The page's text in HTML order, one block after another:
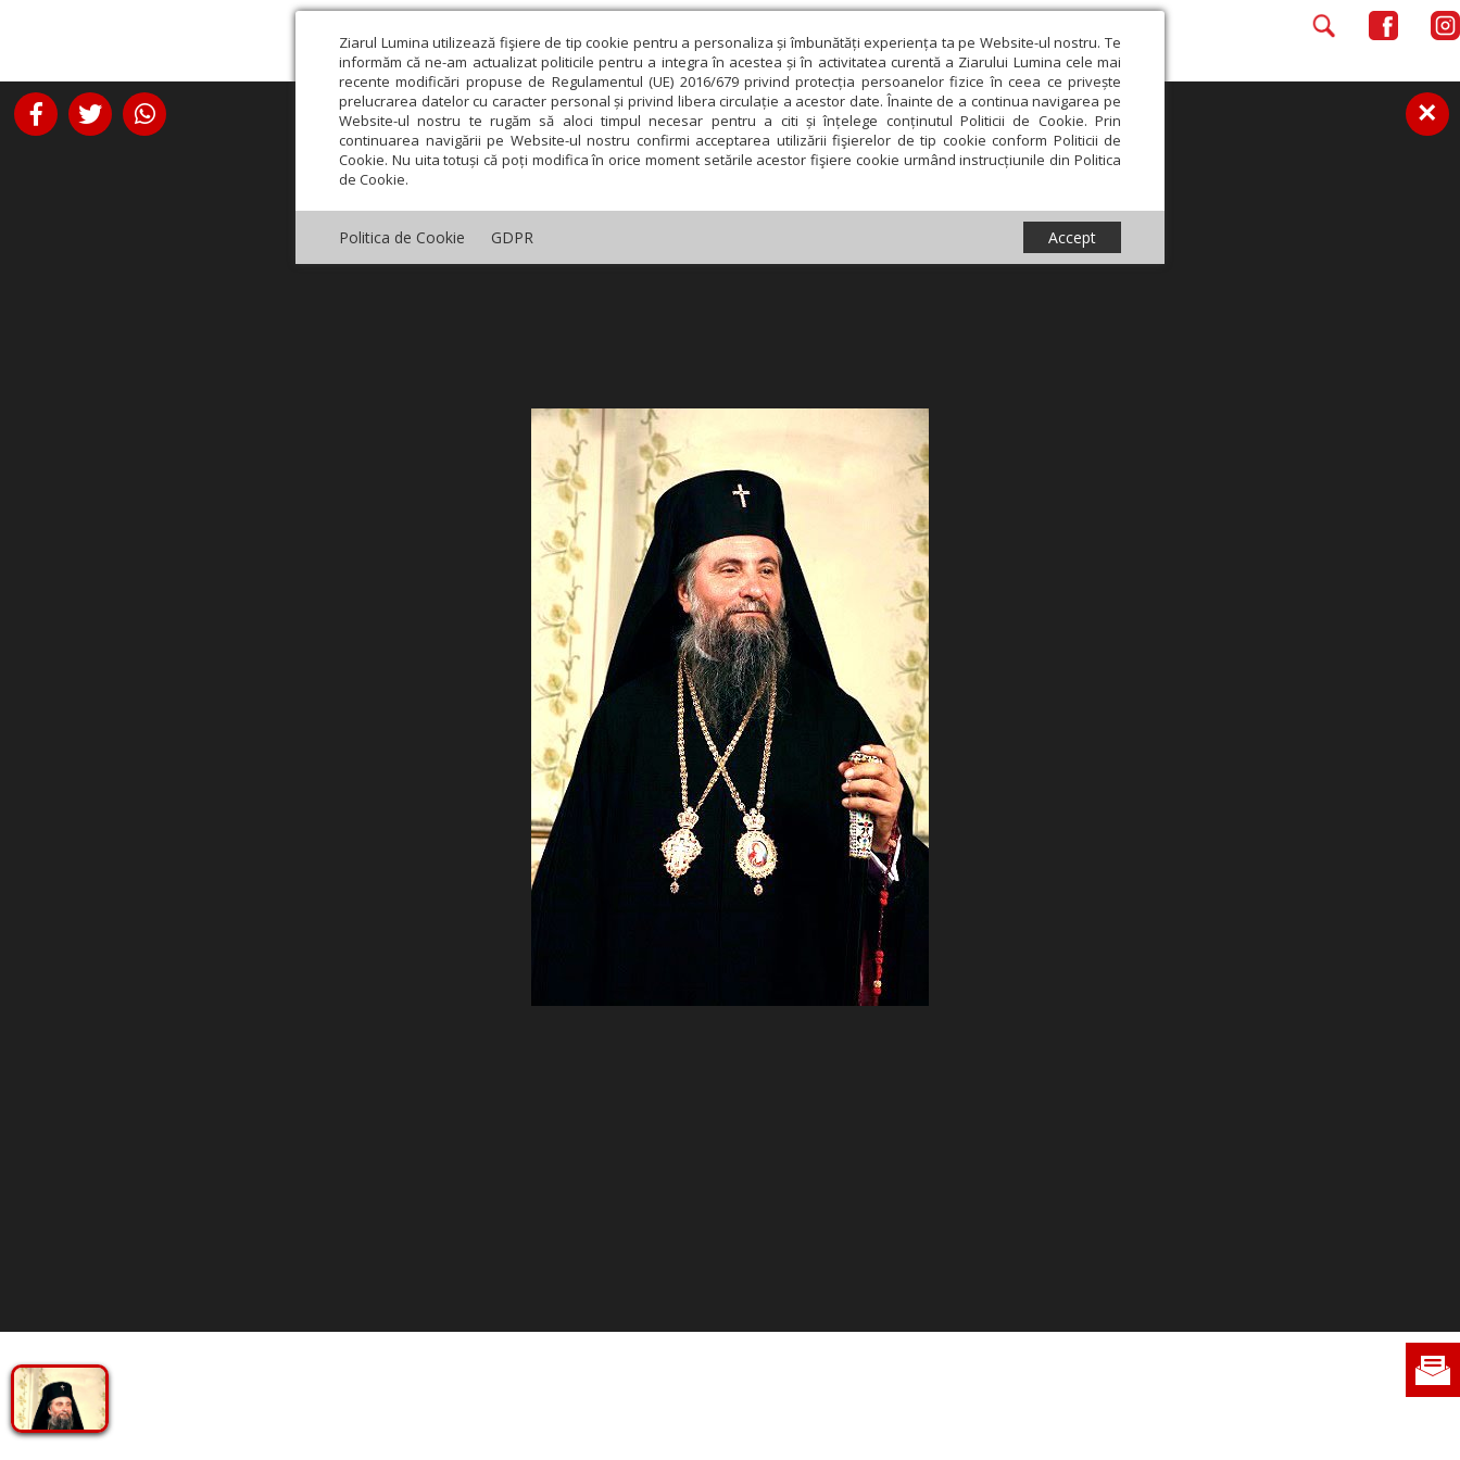
Ziarul Lumina utilizează fişiere de tip cookie pentru a personaliza și îmbunătăți experiența ta pe Website-ul nostru. Te
informăm că ne-am actualizat politicile pentru a integra în acestea și în activitatea curentă a Ziarului Lumina cele mai
recente modificări propuse de Regulamentul (UE) 2016/679 privind protecția persoanelor fizice în ceea ce privește
prelucrarea datelor cu caracter personal și privind libera circulație a acestor date. Înainte de a continua navigarea pe
Website-ul nostru te rugăm să aloci timpul necesar pentru a citi și înțelege conținutul Politicii de Cookie. Prin
continuarea navigării pe Website-ul nostru confirmi acceptarea utilizării fişierelor de tip cookie conform Politicii de
Cookie. Nu uita totuși că poți modifica în orice moment setările acestor fişiere cookie urmând instrucțiunile din Politica
de Cookie.
Politica de Cookie GDPR Accept
×